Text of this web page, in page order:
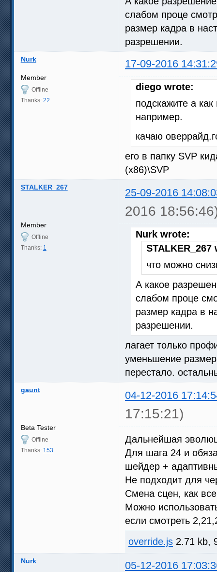
слабом проце
размер кадра в
разрешении.
Nurk 17-09-2016
Member
Offline
Thanks: 22
diego wrote:
подскажите а
например.
качаю
его в папку SVP
(x86)\SVP
STALKER_267 25-09-2016
2016
Member
Offline
Thanks: 1
Nurk wrote:
STALKER_267
что можно
А какое
слабом проце
размер кадра в
разрешении.
лагает только
уменьшение
перестало.
gaunt 04-12-2016
17:15:21)
Beta Tester
Offline
Thanks: 153
Дальнейшая
Для шага 24 и
шейдер +
Не подходит для
Смена сцен, как
Можно
если смотреть
override.js 2.71 kb,
Nurk 05-12-2016